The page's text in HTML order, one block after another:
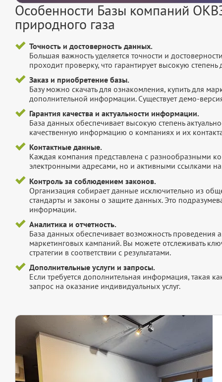
Особенности Базы компаний
природного газа
Точность и достоверность данных.
Большая важность уделяется точности и
проходит проверку, что гарантирует высокую
Заказ и приобретение базы.
Базу можно скачать для ознакомления, купить для
дополнительной информации. Существует демо-
Гарантия качества и актуальности информации.
База данных обеспечивает высокую степень
качественную информацию о компаниях и их
Контактные данные.
Каждая компания представлена с разнообразными
электронными адресами, но и активными ссылками
Контроль за соблюдением законов.
Организация собирает данные исключительно из
стандарты и законы о защите данных. Это
информации.
Аналитика и отчетность.
База данных обеспечивает возможность проведения
маркетинговых кампаний. Вы можете отслеживать
стратегии в соответствии с результатами.
Дополнительные услуги и запросы.
Если требуется дополнительная информация, такая
запрос на оказание индивидуальных услуг.